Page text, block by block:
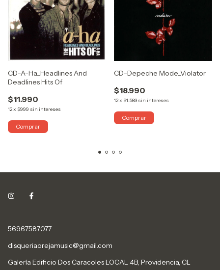
CD-A-Ha...Headlines And
Deadlines Hits Of
$11.990
12x $999 sin intereses
CD-Depeche Mode...Violator
$18.990
12x $1.583 sin intereses
56967587077
disqueriaorejamusic@gmail.com
Galería Edificio Dos Caracoles LOCAL 4B, Providencia, CL